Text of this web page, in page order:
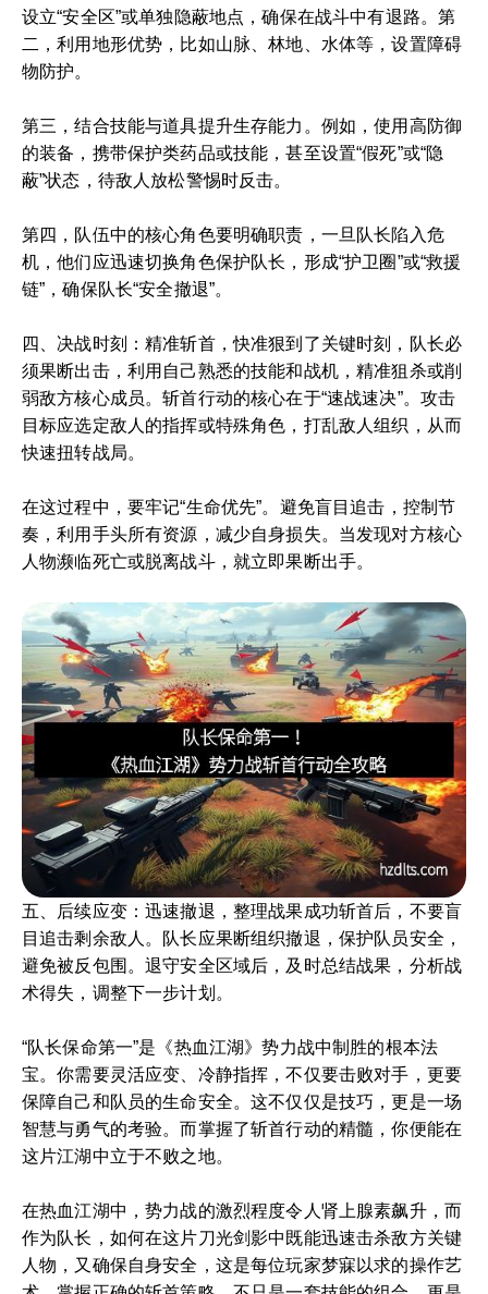
设立“安全区”或单独隐蔽地点，确保在战斗中有退路。第
二，利用地形优势，比如山脉、林地、水体等，设置障碍
物防护。
第三，结合技能与道具提升生存能力。例如，使用高防御
的装备，携带保护类药品或技能，甚至设置“假死”或“隐
蔽”状态，待敌人放松警惕时反击。
第四，队伍中的核心角色要明确职责，一旦队长陷入危
机，他们应迅速切换角色保护队长，形成“护卫圈”或“救援
链”，确保队长“安全撤退”。
四、决战时刻：精准斩首，快准狠到了关键时刻，队长必
须果断出击，利用自己熟悉的技能和战机，精准狙杀或削
弱敌方核心成员。斩首行动的核心在于“速战速决”。攻击
目标应选定敌人的指挥或特殊角色，打乱敌人组织，从而
快速扭转战局。
在这过程中，要牢记“生命优先”。避免盲目追击，控制节
奏，利用手头所有资源，减少自身损失。当发现对方核心
人物濒临死亡或脱离战斗，就立即果断出手。
五、后续应变：迅速撤退，整理战果成功斩首后，不要盲
目追击剩余敌人。队长应果断组织撤退，保护队员安全，
避免被反包围。退守安全区域后，及时总结战果，分析战
术得失，调整下一步计划。
“队长保命第一”是《热血江湖》势力战中制胜的根本法
宝。你需要灵活应变、冷静指挥，不仅要击败对手，更要
保障自己和队员的生命安全。这不仅仅是技巧，更是一场
智慧与勇气的考验。而掌握了斩首行动的精髓，你便能在
这片江湖中立于不败之地。
在热血江湖中，势力战的激烈程度令人肾上腺素飙升，而
作为队长，如何在这片刀光剑影中既能迅速击杀敌方关键
人物，又确保自身安全，这是每位玩家梦寐以求的操作艺